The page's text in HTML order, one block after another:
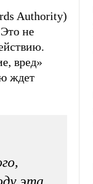
Authority)
не
вред»
ждет